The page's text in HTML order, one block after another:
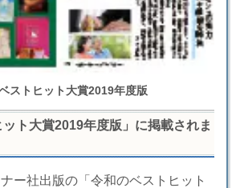
ストヒット大賞2019年度版
ット大賞2019年度版」に掲載されま
ー社出版の「令和のベストヒット